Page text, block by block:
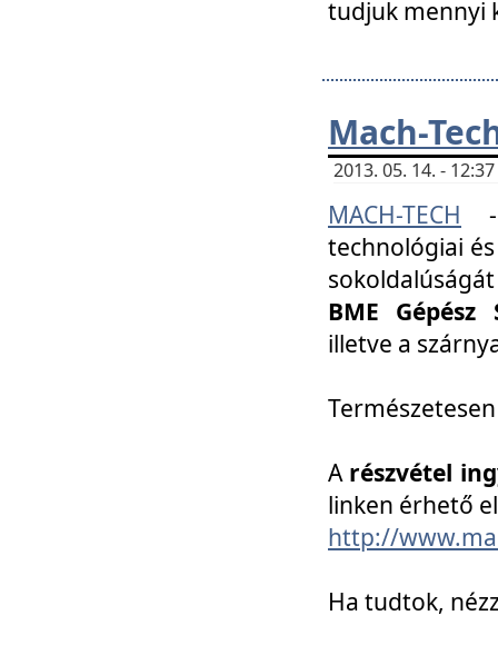
tudjuk mennyi
Mach-
2013. 05. 14. -
MACH-TECH
technológiai
BME
illetve a
A részvétel
linken érhető
http://
Ha tudtok,